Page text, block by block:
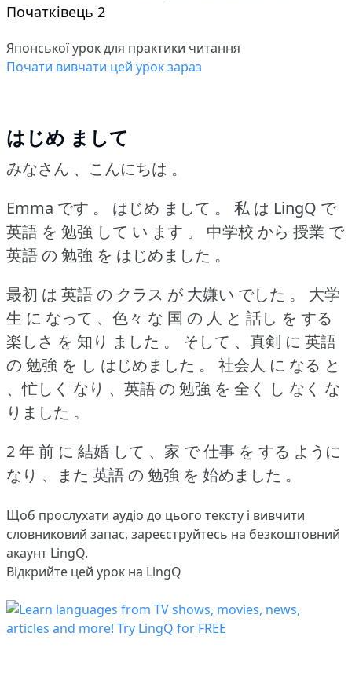
Початківець 2
Японської урок для практики читання
Почати вивчати цей урок зараз
はじめ まして
みなさん 、こんにちは 。
Emma です 。
はじめ まして 。
私 は LingQ で
英語 を 勉強 して い ます 。
中学校 から 授業 で
英語 の 勉強 を はじめました 。
最初 は 英語 の クラス が 大嫌い でした 。
大学
生 に なって 、色々 な 国 の 人 と 話し を する
楽しさ を 知り ました 。
そして 、真剣 に 英語
の 勉強 を し はじめました 。
社会人 に なる と
、忙しく なり 、英語 の 勉強 を 全く し なく な
りました 。
2 年 前 に 結婚 して 、家 で 仕事 を する ように
なり 、また 英語 の 勉強 を 始めました 。
Щоб прослухати аудіо до цього тексту і вивчити
словниковий запас, зареєструйтесь на безкоштовний
акаунт LingQ.
Відкрийте цей урок на LingQ